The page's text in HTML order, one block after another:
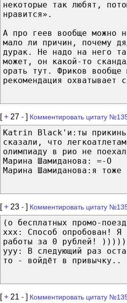
некоторые так любят,
нравится».
А про геев вообще можно
мало ли причин, почему
дурак. Не надо на него
может, он какой-то
орать тут. Фриков вообще
рекомендация охватывает
[+ 27 - ] Комментировать цитату
Katrin Black'и:ты
сказали, что
олимпиаду в рио не
Марина Шамиданова: =-O
Марина Шамиданова:я
[+ 23 - ] Комментировать цитату
(о бесплатных промо-
xxx: Способ опробован! Я
работы за 0 рублей! )))))
yyy: В следующий раз
то - войдёт в привычку..
[+ 21 - ] Комментировать цитату